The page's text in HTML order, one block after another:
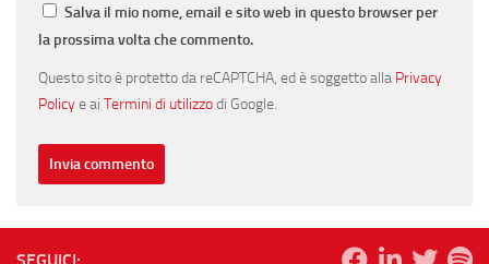
Salva il mio nome, email e sito web in questo browser per
la prossima volta che commento.
Questo sito è protetto da reCAPTCHA, ed è soggetto alla Privacy
Policye ai Termini di utilizzodi Google.